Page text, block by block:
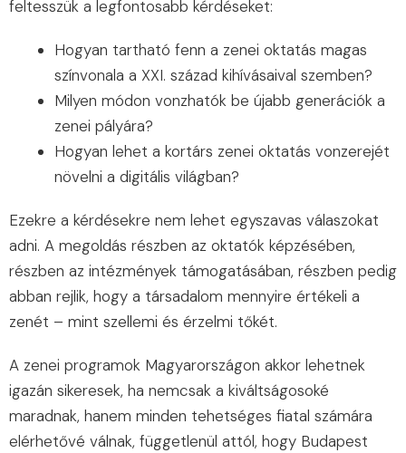
felt͏esszük a legfonto͏sabb kérd͏éseket͏:
Hogyan tartható fenn a zenei oktatás magas
színvonala a XXI. század kihívásaival szemben?
Milyen módon vonzhatók be újabb generációk a
zenei pályára?
Hogyan lehet a kortárs zenei oktatás vonzerejét
növelni a digitális világban?
Ezekre a kérdésekre nem lehet egyszavas válaszokat
adni. A megoldás részben az oktatók képzésében,
részben az intézmények támogatásában, részben pedig
abban rejlik, hogy a társadalom mennyire értékeli a
zenét – mint szellemi és érzelmi tőkét.
A zenei programok Magyarországon akkor lehetnek
igazán sikeresek, ha nemcsak a kiváltságosoké
maradnak, hanem minden tehetséges fiatal számára
elérhetővé válnak, függetlenül attól, hogy Budapest